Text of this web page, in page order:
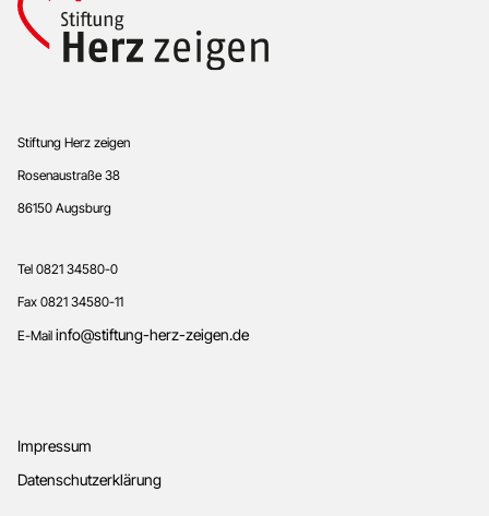
Footer
Stiftung Herz zeigen
Rosenaustraße 38
86150 Augsburg
Tel 0821 34580-0
Fax 0821 34580-11
E-Mail info@stiftung-herz-zeigen.de
Impressum
Datenschutzerklärung